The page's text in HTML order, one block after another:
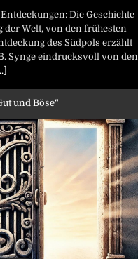
Die Geschichte
der Welt, von den frühesten
des Südpols erzählt
Synge eindrucksvoll von den
und Böse“